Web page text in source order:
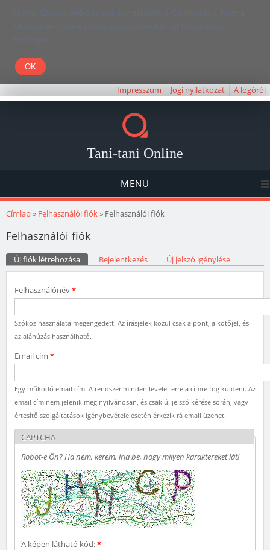
Kedves Olvasó! Weboldalunk böngészésével Ön elfogadja, hogy a
felhasználói élmény javítása céljából cookie-kat használunk.
Köszönjük!
Impresszum Jogi nyilatkozat A logóról
Taní-tani Online
MENU
Jelenlegi hely
Címlap» Felhasználói fiók» Felhasználói fiók
Felhasználói fiók
Elsődleges fülek
Új fiók létrehozása (aktív fül)Bejelentkezés Új jelszó igénylése
Felhasználónév*
Szóköz használata megengedett. Az írásjelek közül csak a pont, a kötőjel, és
az aláhúzás használható.
Email cím *
Egy működő email cím. A rendszer minden levelet erre a címre fog küldeni. Az
email cím nem jelenik meg nyilvánosan, és csak új jelszó kérése során, vagy
értesítő szolgáltatások igénybevétele esetén érkezik rá email üzenet.
CAPTCHA
Robot-e Ön? Ha nem, kérem, írja be, hogy milyen karaktereket lát!
A képen látható kód:*